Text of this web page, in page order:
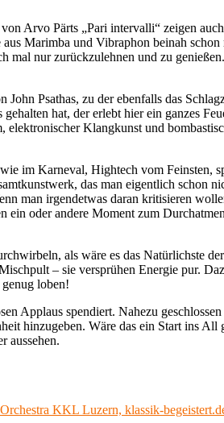
Arvo Pärts „Pari intervalli“ zeigen
Marimba und Vibraphon beinah
mal nur zurückzulehnen und zu
Psathas, zu der ebenfalls das
hat, der erlebt hier ein ganzes
Klangkunst und
im Karneval, Hightech vom Feinsten,
das man eigentlich schon
man irgendetwas daran kritisieren
oder andere Moment zum
als wäre es das Natürlichste
– sie versprühen Energie pur.
loben!
Applaus spendiert. Nahezu
hinzugeben. Wäre das ein Start ins
aussehen.
KKL Luzern, klassik-